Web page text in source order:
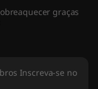
graças
Inscreva-se no